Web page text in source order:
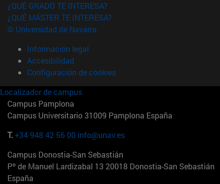
¿QUÉ GRADO TE INTERESA?
¿QUÉ MÁSTER TE INTERESA?
© Universidad de Navarra
Información legal
Accesibilidad
Configuración de cookies
Localizador de campus
Campus Pamplona
Campus Universitario 31009 Pamplona España
T.+34 948 42 56 00 info@unav.es
Campus Donostia-San Sebastián
Pº de Manuel Lardizabal 13 20018 Donostia-San Sebastián
España